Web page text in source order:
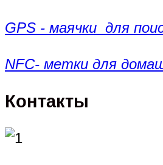
GPS - маячки для
NFC- метки для
Контакты